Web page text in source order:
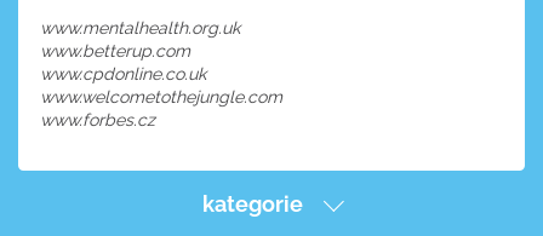
www.mentalhealth.org.uk
www.betterup.com
www.cpdonline.co.uk
www.welcometothejungle.com
www.forbes.cz
kategorie